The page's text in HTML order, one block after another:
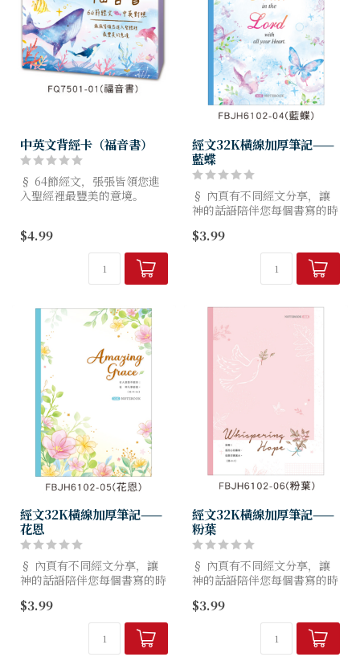
中英文背經卡（福音書）
§ 64節經文，張張皆領您進
入聖經裡最豐美的意境。
§ 紙張經SGS無毒檢測，大豆
油墨印刷，環保不污染。
$4.99
經文32K橫線加厚筆記——
藍蝶
§ 內頁有不同經文分享，讓
神的話語陪伴您每個書寫的時
§ 70g日本上質紙，較同磅數
紙張更為厚實。
§ 紙質滑順，適用多樣筆
款，墨水不易暈染，顯色效果
$3.99
經文32K橫線加厚筆記——
花恩
§ 內頁有不同經文分享，讓
神的話語陪伴您每個書寫的時
§ 70g日本上質紙，較同磅數
紙張更為厚實。
§ 紙質滑順，適用多樣筆
款，墨水不易暈染，顯色效果
$3.99
經文32K橫線加厚筆記——
粉葉
§ 內頁有不同經文分享，讓
神的話語陪伴您每個書寫的時
§ 70g日本上質紙，較同磅數
紙張更為厚實。
§ 紙質滑順，適用多樣筆
款，墨水不易暈染，顯色效果
$3.99